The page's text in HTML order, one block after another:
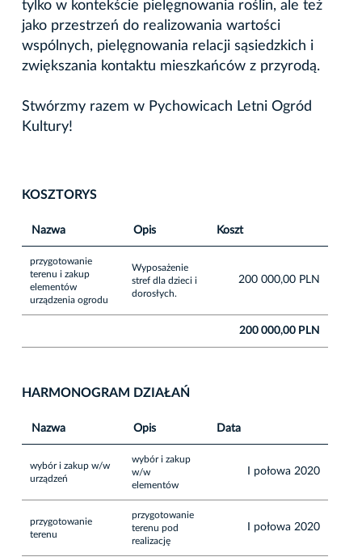
tylko w kontekście pielęgnowania roślin, ale też
jako przestrzeń do realizowania wartości
wspólnych, pielęgnowania relacji sąsiedzkich i
zwiększania kontaktu mieszkańców z przyrodą.
Stwórzmy razem w Pychowicach Letni Ogród
Kultury!
KOSZTORYS
Nazwa Opis Koszt
przygotowanie
terenu i zakup
elementów
urządzenia ogrodu
Wyposażenie
stref dla dzieci i
dorosłych.
200 000,00 PLN
200 000,00 PLN
HARMONOGRAM DZIAŁAŃ
Nazwa Opis Data
wybór i zakup w/w
urządzeń
wybór i zakup
w/w
elementów
I połowa 2020
przygotowanie
terenu
przygotowanie
terenu pod
realizację
I połowa 2020